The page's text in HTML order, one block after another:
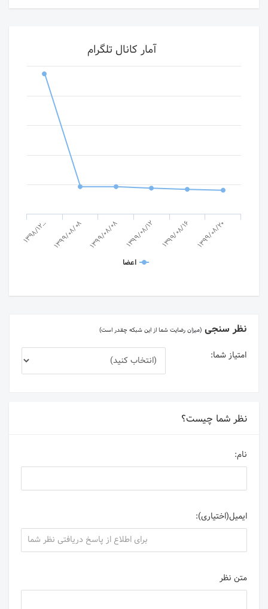
آمار کانال تلگرام
اعضا
1398/12… 1399/08/08 1399/08/08 1399/08/12 1399/08/16 1399/08/20
نظر سنجی (میزان رضایت شما از این شبکه چقدر است)
امتیاز شما:
نظر شما چیست؟
نام:
ایمیل(اختیاری):
متن نظر